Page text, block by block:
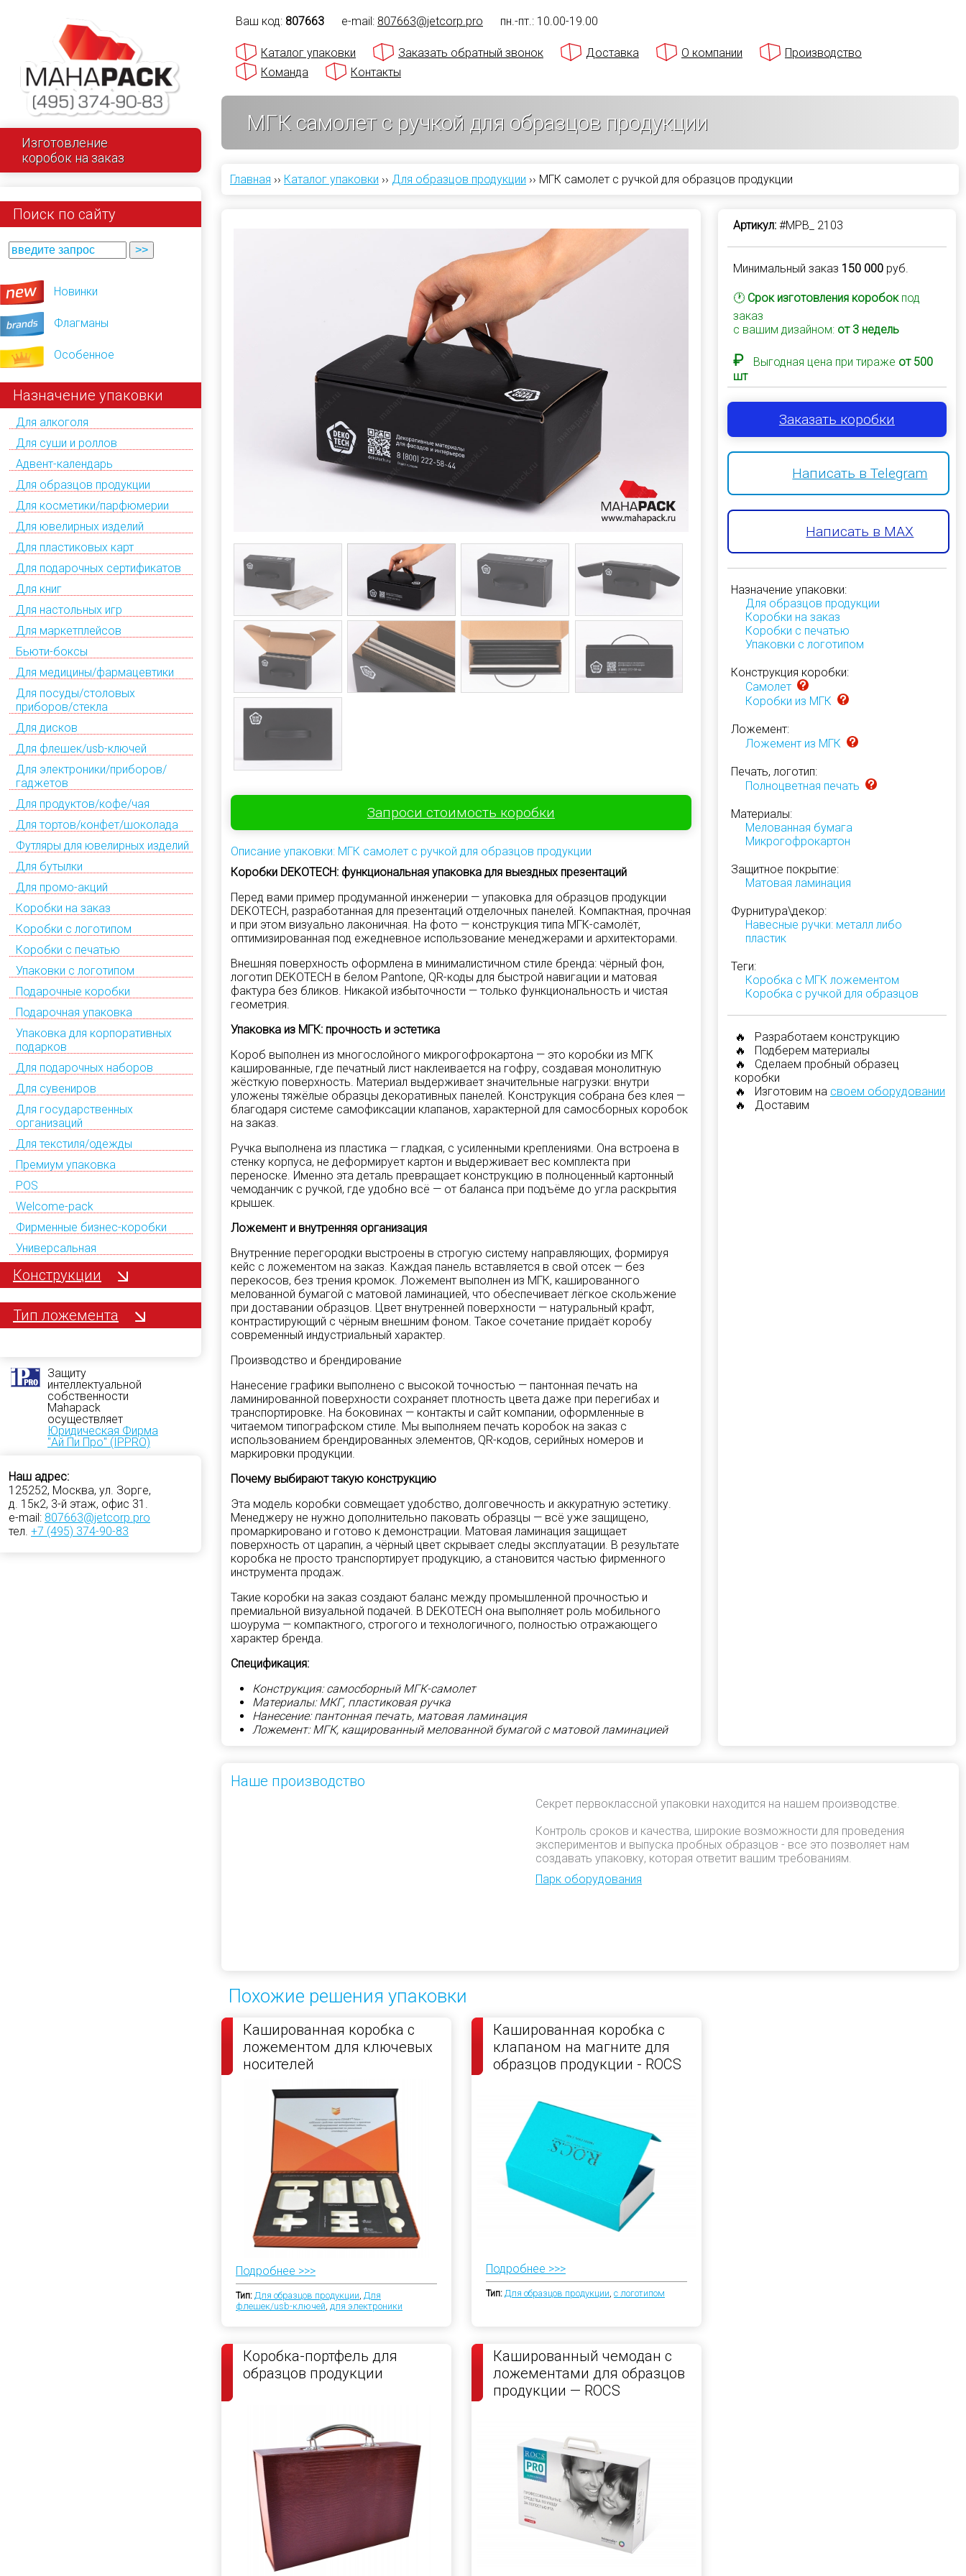
Изготовление
коробок на заказ
Поиск по сайту
Новинки
Флагманы
Особенное
Назначение упаковки
Для алкоголя
Для суши и роллов
Адвент-календарь
Для образцов продукции
Для косметики/парфюмерии
Для ювелирных изделий
Для пластиковых карт
Для подарочных сертификатов
Для книг
Для настольных игр
Для маркетплейсов
Бьюти-боксы
Для медицины/фармацевтики
Для посуды/столовых
приборов/стекла
Для дисков
Для флешек/usb-ключей
Для электроники/приборов/
гаджетов
Для продуктов/кофе/чая
Для тортов/конфет/шоколада
Футляры для ювелирных изделий
Для бутылки
Для промо-акций
Коробки на заказ
Коробки с логотипом
Коробки с печатью
Упаковки с логотипом
Подарочные коробки
Подарочная упаковка
Упаковка для корпоративных
подарков
Для подарочных наборов
Для сувениров
Для государственных
организаций
Для текстиля/одежды
Премиум упаковка
POS
Welcome-pack
Фирменные бизнес-коробки
Универсальная
Конструкции
Тип ложемента
Защиту
интеллектуальной
собственности
Mahapack
осуществляет
Юридическая Фирма
"Ай Пи Про" (IPPRO)
Наш адрес:
125252, Москва, ул. Зорге,
д. 15к2, 3-й этаж, офис 31.
e-mail: 807663@jetcorp.pro
тел. +7 (495) 374-90-83
Ваш код: 807663 e-mail: 807663@jetcorp.pro пн.-пт.: 10.00-19.00
Каталог упаковки Заказать обратный звонок Доставка О компании
Производство
Команда
Контакты
МГК самолет с ручкой для образцов продукции
Главная ›› Каталог упаковки ›› Для образцов продукции ›› МГК самолет с ручкой для образцов продукции
Запроси стоимость коробки
Описание упаковки: МГК самолет с ручкой для образцов продукции
Коробки DEKOTECH: функциональная упаковка для выездных презентаций
Перед вами пример продуманной инженерии — упаковка для образцов продукции
DEKOTECH, разработанная для презентаций отделочных панелей. Компактная, прочная
и при этом визуально лаконичная. На фото — конструкция типа МГК-самолёт,
оптимизированная под ежедневное использование менеджерами и архитекторами.
Внешняя поверхность оформлена в минималистичном стиле бренда: чёрный фон,
логотип DEKOTECH в белом Pantone, QR-коды для быстрой навигации и матовая
фактура без бликов. Никакой избыточности — только функциональность и чистая
геометрия.
Упаковка из МГК: прочность и эстетика
Короб выполнен из многослойного микрогофрокартона — это коробки из МГК
кашированные, где печатный лист наклеивается на гофру, создавая монолитную
жёсткую поверхность. Материал выдерживает значительные нагрузки: внутри
уложены тяжёлые образцы декоративных панелей. Конструкция собрана без клея —
благодаря системе самофиксации клапанов, характерной для самосборных коробок
на заказ.
Ручка выполнена из пластика — гладкая, с усиленными креплениями. Она встроена в
стенку корпуса, не деформирует картон и выдерживает вес комплекта при
переноске. Именно эта деталь превращает конструкцию в полноценный картонный
чемоданчик с ручкой, где удобно всё — от баланса при подъёме до угла раскрытия
крышек.
Ложемент и внутренняя организация
Внутренние перегородки выстроены в строгую систему направляющих, формируя
кейс с ложементом на заказ. Каждая панель вставляется в свой отсек — без
перекосов, без трения кромок. Ложемент выполнен из МГК, кашированного
мелованной бумагой с матовой ламинацией, что обеспечивает лёгкое скольжение
при доставании образцов. Цвет внутренней поверхности — натуральный крафт,
контрастирующий с чёрным внешним фоном. Такое сочетание придаёт коробу
современный индустриальный характер.
Производство и брендирование
Нанесение графики выполнено с высокой точностью — пантонная печать на
ламинированной поверхности сохраняет плотность цвета даже при перегибах и
транспортировке. На боковинах — контакты и сайт компании, оформленные в
читаемом типографском стиле. Мы выполняем печать коробок на заказ с
использованием брендированных элементов, QR-кодов, серийных номеров и
маркировки продукции.
Почему выбирают такую конструкцию
Эта модель коробки совмещает удобство, долговечность и аккуратную эстетику.
Менеджеру не нужно дополнительно паковать образцы — всё уже защищено,
промаркировано и готово к демонстрации. Матовая ламинация защищает
поверхность от царапин, а чёрный цвет скрывает следы эксплуатации. В результате
коробка не просто транспортирует продукцию, а становится частью фирменного
инструмента продаж.
Такие коробки на заказ создают баланс между промышленной прочностью и
премиальной визуальной подачей. В DEKOTECH она выполняет роль мобильного
шоурума — компактного, строгого и технологичного, полностью отражающего
характер бренда.
Спецификация:
Конструкция: самосборный МГК-самолет
Материалы: МКГ, пластиковая ручка
Нанесение: пантонная печать, матовая ламинация
Ложемент: МГК, кащированный мелованной бумагой с матовой ламинацией
Артикул:#MPB_ 2103
Минимальный заказ 150 000руб.
🕐 Срок изготовления коробокпод
заказ
с вашим дизайном: от 3 недель
₽ Выгодная цена при тираже от 500
шт
Заказать коробки
Написать в Telegram
Написать в MAX
Назначение упаковки:
Для образцов продукции
Коробки на заказ
Коробки с печатью
Упаковки с логотипом
Конструкция коробки:
Самолет
Коробки из МГК
Ложемент:
Ложемент из МГК
Печать, логотип:
Полноцветная печать
Материалы:
Мелованная бумага
Микрогофрокартон
Защитное покрытие:
Матовая ламинация
Фурнитура\декор:
Навесные ручки: металл либо
пластик
Теги:
Коробка с МГК ложементом
Коробка с ручкой для образцов
🔥 Разработаем конструкцию
🔥 Подберем материалы
🔥 Сделаем пробный образец
коробки
🔥 Изготовим на своем оборудовании
🔥 Доставим
Наше производство
Секрет первоклассной упаковки находится на нашем производстве.
Контроль сроков и качества, широкие возможности для проведения
экспериментов и выпуска пробных образцов - все это позволяет нам
создавать упаковку, которая ответит вашим требованиям.
Парк оборудования
Похожие решения упаковки
Кашированная коробка с
ложементом для ключевых
носителей
Подробнее >>>
Тип: Для образцов продукции Для
флешек/usb-ключей для электроники
Кашированная коробка с
клапаном на магните для
образцов продукции - ROCS
Подробнее >>>
Тип: Для образцов продукции с логотипом
Коробка-портфель для
образцов продукции
Кашированный чемодан с
ложементами для образцов
продукции — ROCS